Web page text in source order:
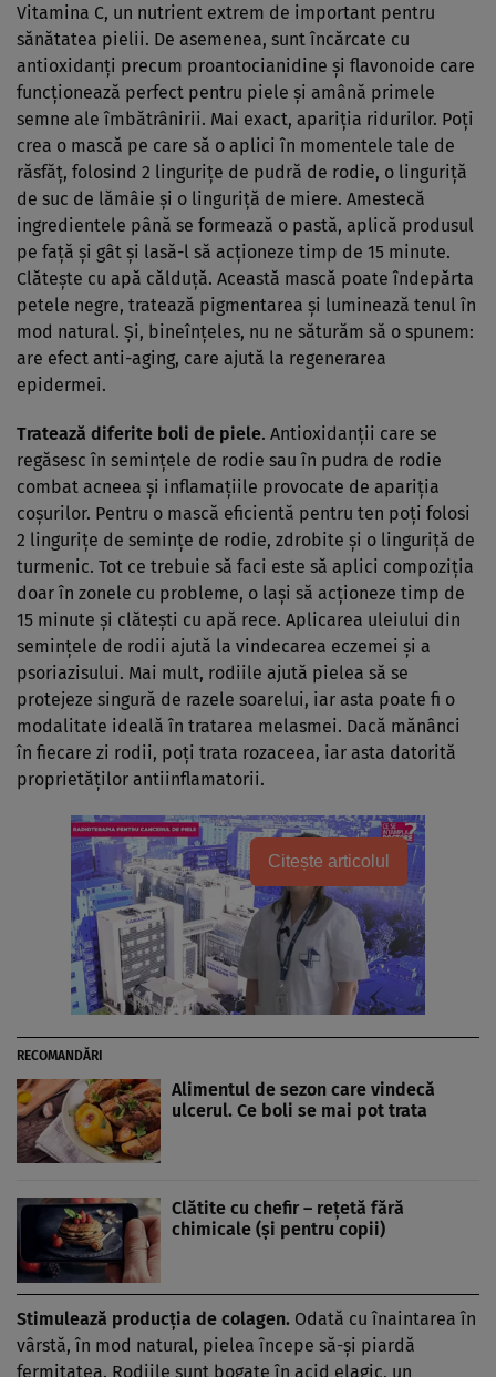
Vitamina C, un nutrient extrem de important pentru
sănătatea pielii. De asemenea, sunt încărcate cu
antioxidanţi precum proantocianidine şi flavonoide care
funcţionează perfect pentru piele şi amână primele
semne ale îmbătrânirii. Mai exact, apariţia ridurilor. Poţi
crea o mască pe care să o aplici în momentele tale de
răsfăţ, folosind 2 linguriţe de pudră de rodie, o linguriţă
de suc de lămâie şi o linguriţă de miere. Amestecă
ingredientele până se formează o pastă, aplică produsul
pe faţă şi gât şi lasă-l să acţioneze timp de 15 minute.
Clăteşte cu apă călduţă. Această mască poate îndepărta
petele negre, tratează pigmentarea şi luminează tenul în
mod natural. Şi, bineînţeles, nu ne săturăm să o spunem:
are efect anti-aging, care ajută la regenerarea
epidermei.
Tratează diferite boli de piele. Antioxidanţii care se
regăsesc în seminţele de rodie sau în pudra de rodie
combat acneea şi inflamaţiile provocate de apariţia
coşurilor. Pentru o mască eficientă pentru ten poţi folosi
2 linguriţe de seminţe de rodie, zdrobite şi o linguriţă de
turmenic. Tot ce trebuie să faci este să aplici compoziţia
doar în zonele cu probleme, o laşi să acţioneze timp de
15 minute şi clăteşti cu apă rece. Aplicarea uleiului din
seminţele de rodii ajută la vindecarea eczemei şi a
psoriazisului. Mai mult, rodiile ajută pielea să se
protejeze singură de razele soarelui, iar asta poate fi o
modalitate ideală în tratarea melasmei. Dacă mănânci
în fiecare zi rodii, poţi trata rozaceea, iar asta datorită
proprietăţilor antiinflamatorii.
Citește articolul
RECOMANDĂRI
Alimentul de sezon care vindecă
ulcerul. Ce boli se mai pot trata
Clătite cu chefir – reţetă fără
chimicale (şi pentru copii)
Stimulează producţia de colagen. Odată cu înaintarea în
vârstă, în mod natural, pielea începe să-şi piardă
fermitatea. Rodiile sunt bogate în acid elagic, un